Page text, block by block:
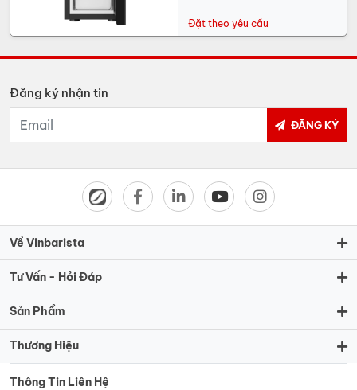
Đặt theo yêu cầu
Đăng ký nhận tin
ĐĂNG KÝ
Về Vinbarista
Tư Vấn - Hỏi Đáp
Sản Phẩm
Thương Hiệu
Thông Tin Liên Hệ